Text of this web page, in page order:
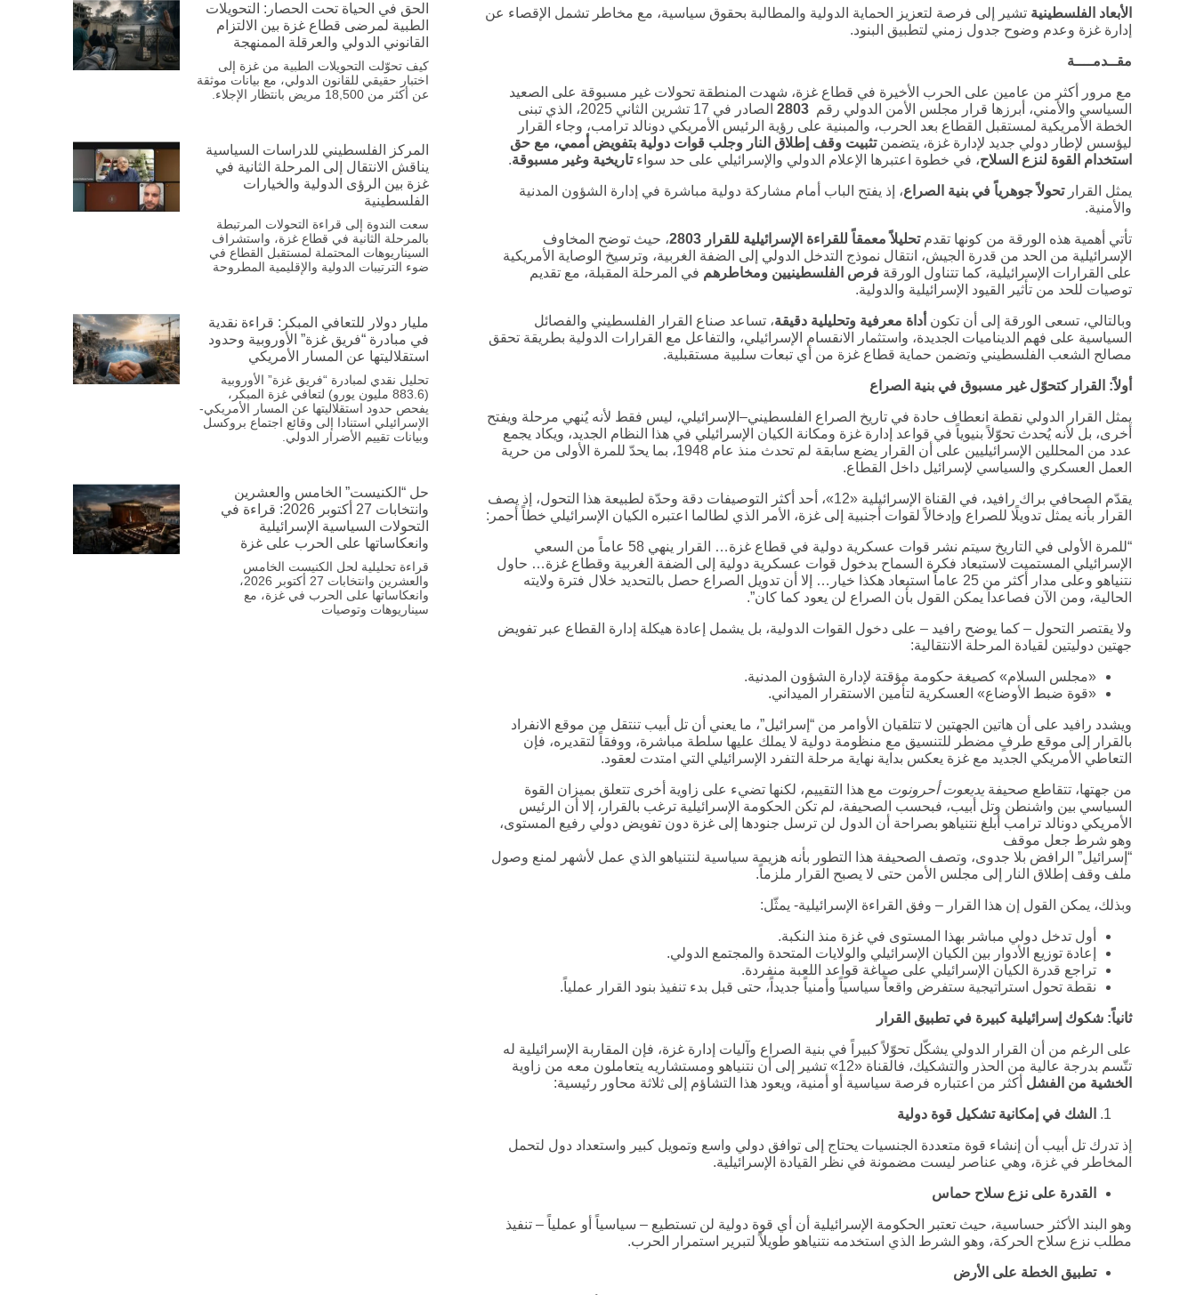
الأبعاد الفلسطينية تشير إلى فرصة لتعزيز الحماية الدولية والمطالبة بحقوق سياسية، مع مخاطر تشمل الإقصاء عن
إدارة غزة وعدم وضوح جدول زمني لتطبيق البنود.
مقــدمــــة
مع مرور أكثر من عامين على الحرب الأخيرة في قطاع غزة، شهدت المنطقة تحولات غير مسبوقة على الصعيد
السياسي والأمني، أبرزها قرار مجلس الأمن الدولي رقم 2803
الصادر في 17 تشرين الثاني 2025، الذي تبنى
الخطة الأمريكية لمستقبل القطاع بعد الحرب، والمبنية على رؤية الرئيس الأمريكي دونالد ترامب، وجاء القرار
ليؤسس لإطار دولي جديد لإدارة غزة، يتضمنتثبيت وقف إطلاق النار وجلب قوات دولية بتفويض أممي، مع حق
استخدام القوة لنزع السلاح، في خطوة اعتبرها الإعلام الدولي والإسرائيلي على حد سواءتاريخية وغير مسبوقة.
يمثل القرارتحولاً جوهرياً في بنية الصراع، إذ يفتح الباب أمام مشاركة دولية مباشرة في إدارة الشؤون المدنية
والأمنية.
تأتي أهمية هذه الورقة من كونها تقدمتحليلاً معمقاً للقراءة الإسرائيلية للقرار 2803
، حيث توضح المخاوف
الإسرائيلية من الحد من قدرة الجيش، انتقال نموذج التدخل الدولي إلى الضفة الغربية، وترسيخ الوصاية الأمريكية
على القرارات الإسرائيلية، كما تتناول الورقة فرص الفلسطينيين ومخاطرهم في المرحلة المقبلة، مع تقديم
توصيات للحد من تأثير القيود الإسرائيلية والدولية.
وبالتالي، تسعى الورقة إلى أن تكون أداة معرفية وتحليلية دقيقة، تساعد صناع القرار الفلسطيني والفصائل
السياسية على فهم الديناميات الجديدة، واستثمار الانقسام الإسرائيلي، والتفاعل مع القرارات الدولية بطريقة تحقق
مصالح الشعب الفلسطيني وتضمن حماية قطاع غزة من أي تبعات سلبية مستقبلية.
أولاً: القرار كتحوّل غير مسبوق في بنية الصراع
يمثل القرار الدولي نقطة انعطاف حادة في تاريخ الصراع الفلسطيني–الإسرائيلي، ليس فقط لأنه يُنهي مرحلة ويفتح
أخرى، بل لأنه يُحدث تحوّلاً بنيوياً في قواعد إدارة غزة ومكانة الكيان الإسرائيلي في هذا النظام الجديد، ويكاد يجمع
عدد من المحللين الإسرائيليين على أن القرار يضع سابقة لم تحدث منذ عام 1948، بما يحدّ للمرة الأولى من حرية
العمل العسكري والسياسي لإسرائيل داخل القطاع.
يقدّم الصحافي براك رافيد، في القناة الإسرائيلية «12»، أحد أكثر التوصيفات دقة وحدّة لطبيعة هذا التحول، إذ يصف
القرار بأنه يمثل تدويلًا للصراع وإدخالاً لقوات أجنبية إلى غزة، الأمر الذي لطالما اعتبره الكيان الإسرائيلي خطاً أحمر:
“للمرة الأولى في التاريخ سيتم نشر قوات عسكرية دولية في قطاع غزة… القرار ينهي 58 عاماً من السعي
الإسرائيلي المستميت لاستبعاد فكرة السماح بدخول قوات عسكرية دولية إلى الضفة الغربية وقطاع غزة… حاول
نتنياهو وعلى مدار أكثر من 25 عاماً استبعاد هكذا خيار… إلا أن تدويل الصراع حصل بالتحديد خلال فترة ولايته
الحالية، ومن الآن فصاعداً يمكن القول بأن الصراع لن يعود كما كان”.
ولا يقتصر التحول – كما يوضح رافيد – على دخول القوات الدولية، بل يشمل إعادة هيكلة إدارة القطاع عبر تفويض
جهتين دوليتين لقيادة المرحلة الانتقالية:
«مجلس السلام» كصيغة حكومة مؤقتة لإدارة الشؤون المدنية.
«قوة ضبط الأوضاع» العسكرية لتأمين الاستقرار الميداني.
ويشدد رافيد على أن هاتين الجهتين لا تتلقيان الأوامر من “إسرائيل”، ما يعني أن تل أبيب تنتقل من موقع الانفراد
بالقرار إلى موقع طرفٍ مضطر للتنسيق مع منظومة دولية لا يملك عليها سلطة مباشرة، ووفقاً لتقديره، فإن
التعاطي الأمريكي الجديد مع غزة يعكس بداية نهاية مرحلة التفرد الإسرائيلي التي امتدت لعقود.
من جهتها، تتقاطع صحيفة يديعوت أحرونوت مع هذا التقييم، لكنها تضيء على زاوية أخرى تتعلق بميزان القوة
السياسي بين واشنطن وتل أبيب، فبحسب الصحيفة، لم تكن الحكومة الإسرائيلية ترغب بالقرار، إلا أن الرئيس
الأمريكي دونالد ترامب أبلغ نتنياهو بصراحة أن الدول لن ترسل جنودها إلى غزة دون تفويض دولي رفيع المستوى،
وهو شرط جعل موقف
“إسرائيل” الرافض بلا جدوى، وتصف الصحيفة هذا التطور بأنه هزيمة سياسية لنتنياهو الذي عمل لأشهر لمنع وصول
ملف وقف إطلاق النار إلى مجلس الأمن حتى لا يصبح القرار ملزماً.
وبذلك، يمكن القول إن هذا القرار – وفق القراءة الإسرائيلية- يمثّل:
أول تدخل دولي مباشر بهذا المستوى في غزة منذ النكبة.
إعادة توزيع الأدوار بين الكيان الإسرائيلي والولايات المتحدة والمجتمع الدولي.
تراجع قدرة الكيان الإسرائيلي على صياغة قواعد اللعبة منفردة.
نقطة تحول استراتيجية ستفرض واقعاً سياسياً وأمنياً جديداً، حتى قبل بدء تنفيذ بنود القرار عملياً.
ثانياً: شكوك إسرائيلية كبيرة في تطبيق القرار
على الرغم من أن القرار الدولي يشكّل تحوّلاً كبيراً في بنية الصراع وآليات إدارة غزة، فإن المقاربة الإسرائيلية له
تتّسم بدرجة عالية من الحذر والتشكيك، فالقناة «12» تشير إلى أن نتنياهو ومستشاريه يتعاملون معه من زاوية
الخشية من الفشل أكثر من اعتباره فرصة سياسية أو أمنية، ويعود هذا التشاؤم إلى ثلاثة محاور رئيسية:
الشك في إمكانية تشكيل قوة دولية
إذ تدرك تل أبيب أن إنشاء قوة متعددة الجنسيات يحتاج إلى توافق دولي واسع وتمويل كبير واستعداد دول لتحمل
المخاطر في غزة، وهي عناصر ليست مضمونة في نظر القيادة الإسرائيلية.
القدرة على نزع سلاح حماس
وهو البند الأكثر حساسية، حيث تعتبر الحكومة الإسرائيلية أن أي قوة دولية لن تستطيع – سياسياً أو عملياً – تنفيذ
مطلب نزع سلاح الحركة، وهو الشرط الذي استخدمه نتنياهو طويلاً لتبرير استمرار الحرب.
تطبيق الخطة على الأرض
الحق في الحياة تحت الحصار: التحويلات
الطبية لمرضى قطاع غزة بين الالتزام
القانوني الدولي والعرقلة الممنهجة
كيف تحوّلت التحويلات الطبية من غزة إلى
اختبار حقيقي للقانون الدولي، مع بيانات موثقة
عن أكثر من 18,500 مريض بانتظار الإجلاء.
المركز الفلسطيني للدراسات السياسية
يناقش الانتقال إلى المرحلة الثانية في
غزة بين الرؤى الدولية والخيارات
الفلسطينية
سعت الندوة إلى قراءة التحولات المرتبطة
بالمرحلة الثانية في قطاع غزة، واستشراف
السيناريوهات المحتملة لمستقبل القطاع في
ضوء الترتيبات الدولية والإقليمية المطروحة
مليار دولار للتعافي المبكر: قراءة نقدية
في مبادرة “فريق غزة” الأوروبية وحدود
استقلاليتها عن المسار الأمريكي
تحليل نقدي لمبادرة “فريق غزة” الأوروبية
(883.6 مليون يورو) لتعافي غزة المبكر،
يفحص حدود استقلاليتها عن المسار الأمريكي-
الإسرائيلي استنادا إلى وقائع اجتماع بروكسل
وبيانات تقييم الأضرار الدولي.
حل “الكنيست” الخامس والعشرين
وانتخابات 27 أكتوبر 2026: قراءة في
التحولات السياسية الإسرائيلية
وانعكاساتها على الحرب على غزة
قراءة تحليلية لحل الكنيست الخامس
والعشرين وانتخابات 27 أكتوبر 2026،
وانعكاساتها على الحرب في غزة، مع
سيناريوهات وتوصيات